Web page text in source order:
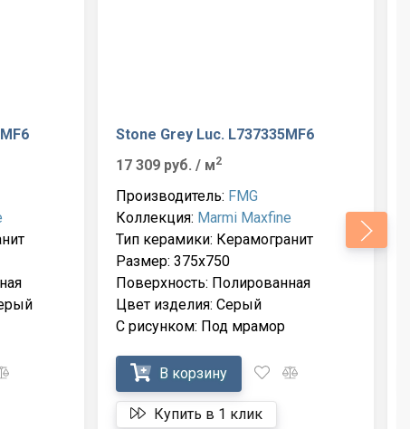
Stone Grey Luc. L737335MF6
17 309 руб./ м2
Производитель: FMG
Коллекция: Marmi Maxfine
Тип керамики: Керамогранит
Размер: 375x750
Поверхность: Полированная
Цвет изделия: Серый
С рисунком: Под мрамор
В корзину
Купить в 1 клик